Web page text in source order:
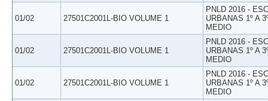
01/02 27501C2001L-BIO VOLUME 1
PNLD 2016 -
URBANAS 1º A
MEDIO
01/02 27501C2001L-BIO VOLUME 1
PNLD 2016 -
URBANAS 1º A
MEDIO
01/02 27501C2001L-BIO VOLUME 1
PNLD 2016 -
URBANAS 1º A
MEDIO